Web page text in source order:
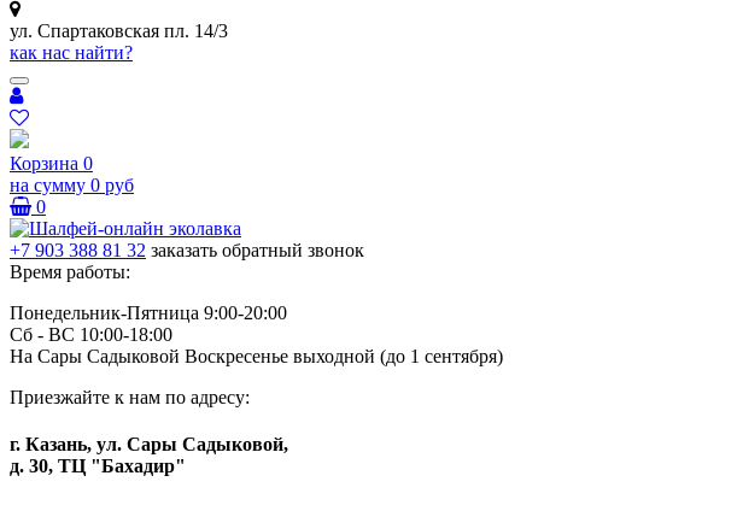
ул. Спартаковская пл. 14/3
как нас найти?
Корзина 0
на сумму 0 руб
0
+7 903 388 81 32 заказать обратный звонок
Время работы:
Понедельник-Пятница 9:00-20:00
Сб - ВС 10:00-18:00
На Сары Садыковой Воскресенье выходной (до 1 сентября)
Приезжайте к нам по адресу:
г. Казань, ул. Сары Садыковой,
д. 30, ТЦ "Бахадир"